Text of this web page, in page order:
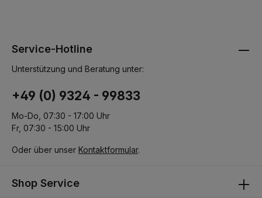
Service-Hotline
Unterstützung und Beratung unter:
+49 (0) 9324 - 99833
Mo-Do, 07:30 - 17:00 Uhr
Fr, 07:30 - 15:00 Uhr
Oder über unser Kontaktformular.
Shop Service